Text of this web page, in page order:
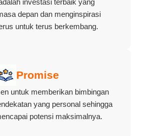
depan dan menginspirasi
untuk terus berkembang.
Promise
untuk memberikan bimbingan
yang personal sehingga
potensi maksimalnya.